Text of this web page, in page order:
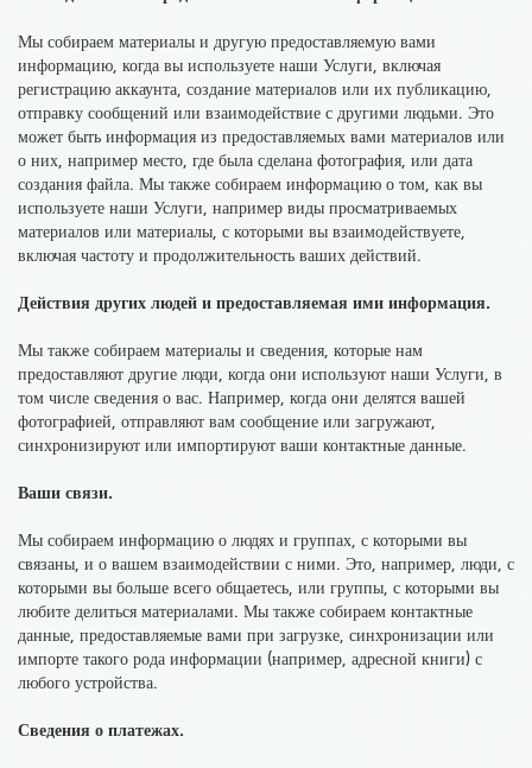
Мы собираем материалы и другую предоставляемую вами
информацию, когда вы используете наши Услуги, включая
регистрацию аккаунта, создание материалов или их публикацию,
отправку сообщений или взаимодействие с другими людьми. Это
может быть информация из предоставляемых вами материалов или
о них, например место, где была сделана фотография, или дата
создания файла. Мы также собираем информацию о том, как вы
используете наши Услуги, например виды просматриваемых
материалов или материалы, с которыми вы взаимодействуете,
включая частоту и продолжительность ваших действий.
Действия других людей и предоставляемая ими информация.
Мы также собираем материалы и сведения, которые нам
предоставляют другие люди, когда они используют наши Услуги, в
том числе сведения о вас. Например, когда они делятся вашей
фотографией, отправляют вам сообщение или загружают,
синхронизируют или импортируют ваши контактные данные.
Ваши связи.
Мы собираем информацию о людях и группах, с которыми вы
связаны, и о вашем взаимодействии с ними. Это, например, люди, с
которыми вы больше всего общаетесь, или группы, с которыми вы
любите делиться материалами. Мы также собираем контактные
данные, предоставляемые вами при загрузке, синхронизации или
импорте такого рода информации (например, адресной книги) с
любого устройства.
Сведения о платежах.